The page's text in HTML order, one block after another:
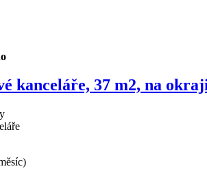
kanceláře, 37 m2, na